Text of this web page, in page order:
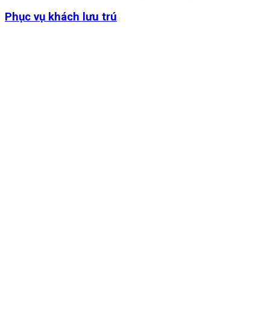
Phục vụ khách lưu trú